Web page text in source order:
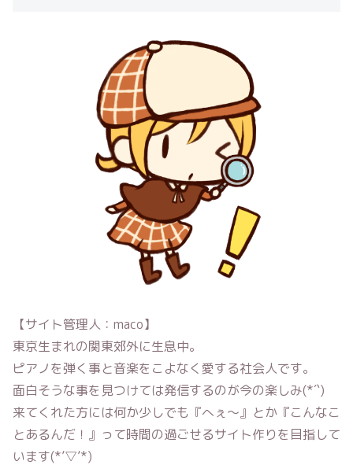
【サイト管理人：maco】
東京生まれの関東郊外に生息中。
ピアノを弾く事と音楽をこよなく愛する社会人です。
面白そうな事を見つけては発信するのが今の楽しみ(*´`)
来てくれた方には何か少しでも『へぇ〜』とか『こんなこ
とあるんだ！』って時間の過ごせるサイト作りを目指して
います(*’▽’*)